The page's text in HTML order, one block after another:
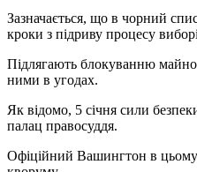
Зазначається, що в чорний
кроки з підриву процесу
Підлягають блокуванню
ними в угодах.
Як відомо, 5 січня сили
палац правосуддя.
Офіційний Вашингтон в цьому